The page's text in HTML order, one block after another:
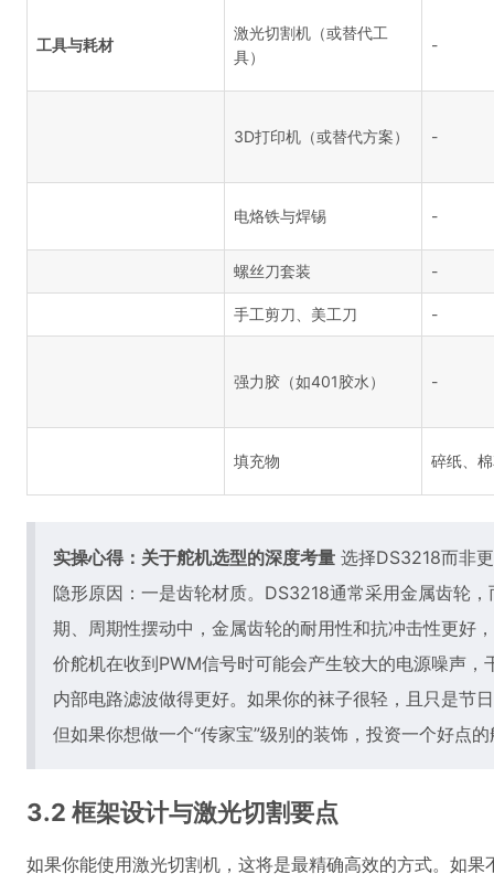
工具与耗材
激光切割机（或替代工
具）
-
3D打印机（或替代方案） -
电烙铁与焊锡 -
螺丝刀套装 -
手工剪刀、美工刀 -
强力胶（如401胶水） -
填充物 碎纸、
实操心得：关于舵机选型的深度考量 选择DS3218而非
隐形原因：一是齿轮材质。DS3218通常采用金属齿轮
期、周期性摆动中，金属齿轮的耐用性和抗冲击性更好
价舵机在收到PWM信号时可能会产生较大的电源噪声
内部电路滤波做得更好。如果你的袜子很轻，且只是节
但如果你想做一个“传家宝”级别的装饰，投资一个好点
3.2 框架设计与激光切割要点
如果你能使用激光切割机，这将是最精确高效的方式。如果